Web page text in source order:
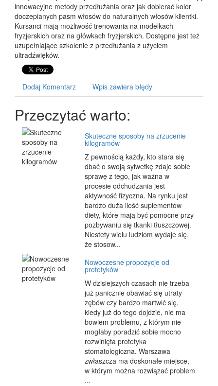
innowacyjne metody przedłużania oraz jak dobierać kolor
doczepianych pasm włosów do naturalnych włosów klientki.
Kursanci mają możliwość trenowania na modelkach
fryzjerskich oraz na główkach fryzjerskich. Dostępne jest też
uzupełniające szkolenie z przedłużania z użyciem
ultradźwięków.
Dodaj Komentarz Wpis zawiera błędy
Przeczytać warto:
Skuteczne sposoby na zrzucenie
kilogramów
Z pewnością każdy, kto stara się
dbać o swoją sylwetkę zdaje sobie
sprawę z tego, jak ważna w
procesie odchudzania jest
aktywność fizyczna. Na rynku jest
bardzo duża ilość suplementów
diety, które mają być pomocne przy
pozbywaniu się tkanki tłuszczowej.
Niestety wielu ludziom wydaje się,
że stosow...
Nowoczesne propozycje od
protetyków
W dzisiejszych czasach nie trzeba
już panicznie obawiać się utraty
zębów czy bardzo martwić się,
kiedy już do tego dojdzie, nie ma
bowiem problemu, z którym nie
mogłaby poradzić sobie mocno
rozwinięta protetyka
stomatologiczna. Warszawa
zwłaszcza ma doskonałe miejsce,
w którym można rozwiązać problem
...